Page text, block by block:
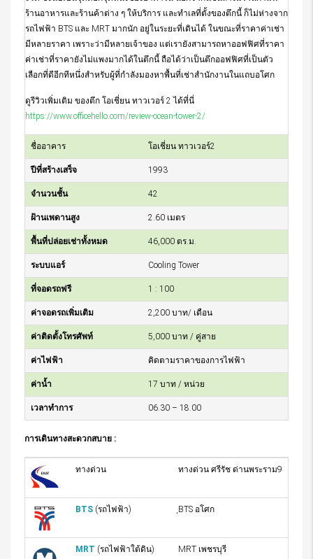
ร้านอาหารและร้านค้าต่าง ๆ ให้บริการ และทำเลที่ตั้งของตึกนี้ ก็ไม่ห่างจาก
รถไฟฟ้า BTS และ MRT มากนัก อยู่ในระยะที่เดินได้ ในขณะที่ราคาค่าเช่า
มีหลายราคา เพราะว่ามีหลายเจ้าของ แต่เรายังสามารถหาออฟฟิศที่ราคา
ค่าเช่าที่ราคายังไม่แพงมากได้ในตึกนี้ ถือได้ว่าเป็นตึกออฟฟิศที่เป็นตัว
เลือกที่ดีอีกทีหนึ่งสำหรับผู้ที่กำลังมองหาพื้นที่เช่าสำนักงานในแถบอโศก
ดูรีวิวเพิ่มเติม ของตึก โอเชี่ยน ทาวเวอร์ 2 ได้ที่นี่
https://www.officehello.com/review-ocean-tower-2/
ชื่ออาคาร โอเชี่ยน ทาวเวอร์2
ปีที่สร้างเสร็จ 1993
จำนวนชั้น 42
ฝ้านเพดานสูง 2.60 เมตร
พื้นที่ปล่อยเช่าทั้งหมด 46,000 ตร.ม.
ระบบแอร์ Cooling Tower
ที่จอดรถฟรี 1 : 100
ค่าจอดรถเพิ่มเติม 2,200 บาท/ เดือน
ค่าติดตั้งโทรศัพท์ 5,000 บาท / คู่สาย
ค่าไฟฟ้า คิดตามราคาของการไฟฟ้า
ค่าน้ำ 17 บาท / หน่วย
เวลาทำการ 06.30 – 18.00
การเดินทางสะดวกสบาย :
ทางด่วน ทางด่วน ศรีรัช ด่านพระราม9
BTS (รถไฟฟ้า) ฺBTS อโศก
MRT (รถไฟฟ้าใต้ดิน) MRT เพชรบุรี